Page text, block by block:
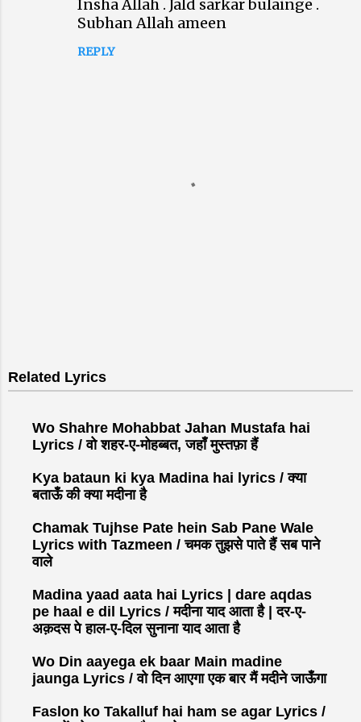
Insha Allah . Jald sarkar bulainge .
Subhan Allah ameen
REPLY
s
t
C
o
m
e
n
t
Related Lyrics
Wo Shahre Mohabbat Jahan Mustafa hai
Lyrics / वो शहर-ए-मोहब्बत, जहाँ मुस्तफ़ा हैं
Kya bataun ki kya Madina hai lyrics / क्या
बताऊँ की क्या मदीना है
Chamak Tujhse Pate hein Sab Pane Wale
Lyrics with Tazmeen / चमक तुझसे पाते हैं सब पाने
वाले
Madina yaad aata hai Lyrics | dare aqdas
pe haal e dil Lyrics / मदीना याद आता है | दर-ए-
अक़दस पे हाल-ए-दिल सुनाना याद आता है
Wo Din aayega ek baar Main madine
jaunga Lyrics / वो दिन आएगा एक बार मैं मदीने जाऊँगा
Faslon ko Takalluf hai ham se agar Lyrics /